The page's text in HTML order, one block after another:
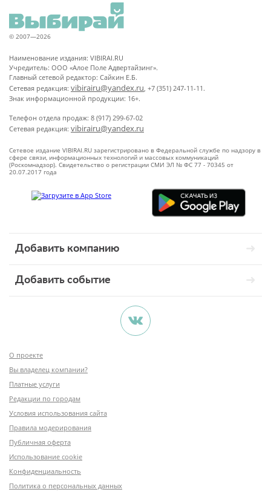
© 2007—2026
Наименование издания: VIBIRAI.RU
Учредитель: ООО «Алое Поле Адвертайзинг».
Главный сетевой редактор: Сайкин Е.Б.
Сетевая редакция: vibirairu@yandex.ru, +7 (351) 247-11-11.
Знак информационной продукции: 16+.
Телефон отдела продаж: 8 (917) 299-67-02
Сетевая редакция: vibirairu@yandex.ru
Сетевое издание VIBIRAI.RU зарегистрировано в Федеральной службе по надзору в
сфере связи, информационных технологий и массовых коммуникаций
(Роскомнадзор). Свидетельство о регистрации СМИ ЭЛ № ФС 77 - 70345 от
20.07.2017 года
Добавить компанию
Добавить событие
О проекте
Вы владелец компании?
Платные услуги
Редакции по городам
Условия использования сайта
Правила модерирования
Публичная оферта
Использование cookie
Конфиденциальность
Политика о персональных данных